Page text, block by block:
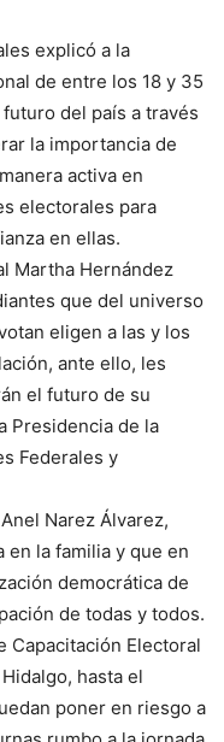
explicó a la
de entre los 18 y 35
del país a través
la importancia de
activa en
electorales para
en ellas.
Martha Hernández
que del universo
eligen a las y los
ante ello, les
el futuro de su
Presidencia de la
Federales y
Narez Álvarez,
en la familia y que en
democrática de
de todas y todos.
Capacitación Electoral
hasta el
poner en riesgo a